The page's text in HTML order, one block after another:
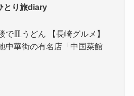
とり旅diary
皿うどん 【長崎グルメ】
中華街の有名店「中国菜館